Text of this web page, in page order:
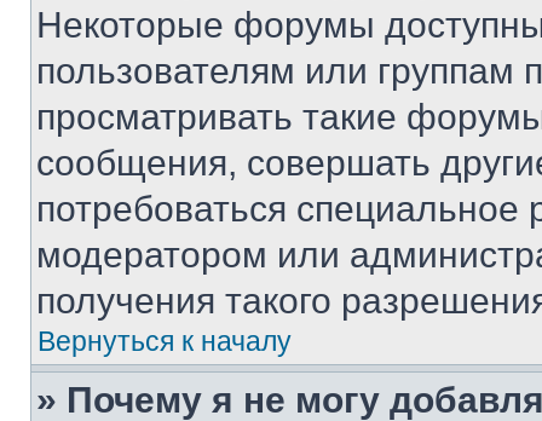
Некоторые форумы
пользователям или группам
просматривать такие
сообщения, совершать
потребоваться
модератором или
получения такого
Вернуться к началу
» Почему я не могу